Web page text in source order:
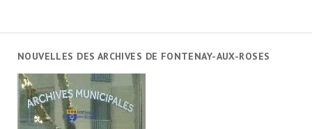
NOUVELLES DES ARCHIVES DE FONTENAY-AUX-ROSES